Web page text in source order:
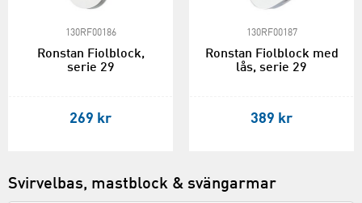
130RF00186
Ronstan Fiolblock,
serie 29
269 kr
130RF00187
Ronstan Fiolblock med
lås, serie 29
389 kr
Svirvelbas, mastblock & svängarmar